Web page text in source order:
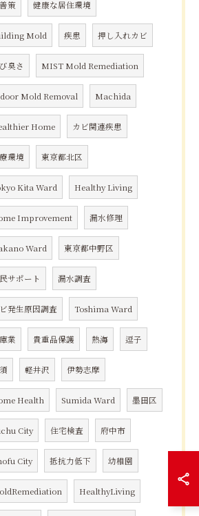
策 健康な居住環境
Mold 疾患 押し入れカビ
臭さ MIST Mold Remediation
Mold Removal Machida
Home カビ関連疾患
環境 東京都北区
Kita Ward Healthy Living
Improvement 漏水修理
Ward 東京都中野区
サポート 漏水調査
発生原因調査 Toshima Ward
業 貴重品保護 熱海 逗子
軽井沢 伊勢志摩
Health Sumida Ward 墨田区
City 住宅検査 府中市
City 抵抗力低下 幼稚園
HealthyLiving